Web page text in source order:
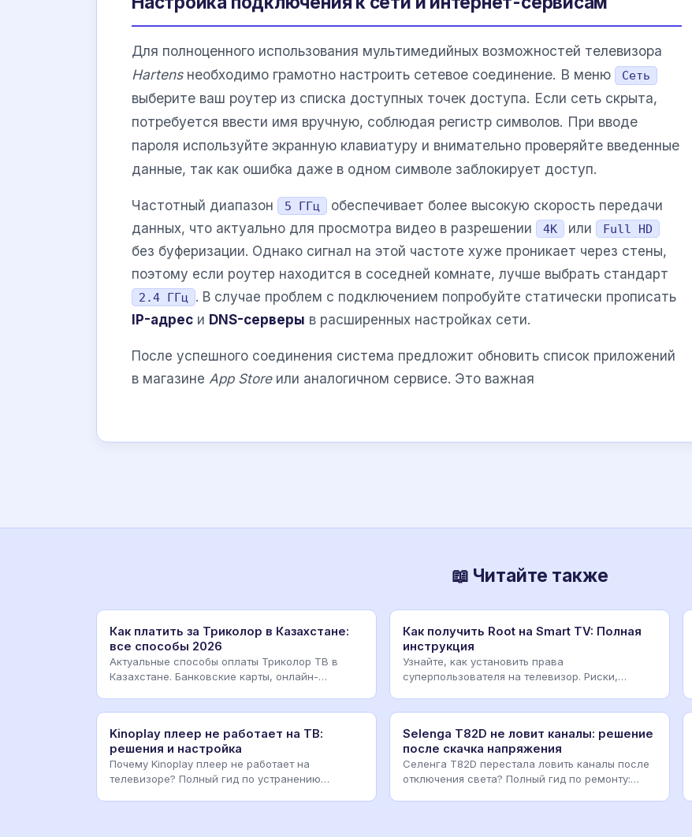
Для полноценного использования мультимедийных возможностей телевизора
Hartensнеобходимо грамотно настроить сетевое соединение. В меню Сеть
выберите ваш роутер из списка доступных точек доступа. Если сеть скрыта,
потребуется ввести имя вручную, соблюдая регистр символов. При вводе
пароля используйте экранную клавиатуру и внимательно проверяйте введенные
данные, так как ошибка даже в одном символе заблокирует доступ.
Частотный диапазон 5 ГГц
обеспечивает более высокую скорость передачи
данных, что актуально для просмотра видео в разрешении
4K или Full HD
без буферизации. Однако сигнал на этой частоте хуже проникает через стены,
поэтому если роутер находится в соседней комнате, лучше выбрать стандарт
2.4 ГГц . В случае проблем с подключением попробуйте статически прописать
IP-адрес и DNS-серверы в расширенных настройках сети.
После успешного соединения система предложит обновить список приложений
в магазине App Storeили аналогичном сервисе. Это важная
📖 Читайте также
Как платить за Триколор в Казахстане:
все способы 2026
Актуальные способы оплаты Триколор ТВ в
Казахстане. Банковские карты, онлайн-
Как получить Root на Smart TV: Полная
инструкция
Узнайте, как установить права
суперпользователя на телевизор. Риски,
Kinoplay плеер не работает на ТВ:
решения и настройка
Почему Kinoplay плеер не работает на
телевизоре? Полный гид по устранению
Selenga T82D не ловит каналы: решение
после скачка напряжения
Селенга T82D перестала ловить каналы после
отключения света? Полный гид по ремонту: